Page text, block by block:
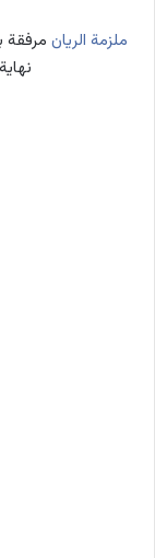
ملزمة الريان مرفقة